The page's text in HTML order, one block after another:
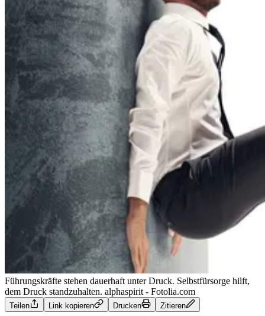
Führungskräfte stehen dauerhaft unter Druck. Selbstfürsorge hilft,
dem Druck standzuhalten. alphaspirit - Fotolia.com
Teilen Link kopieren Drucken Zitieren